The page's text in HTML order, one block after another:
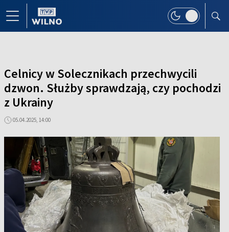
Celnicy w Solecznikach przechwycili
dzwon. Służby sprawdzają, czy pochodzi
z Ukrainy
05.04.2025, 14:00